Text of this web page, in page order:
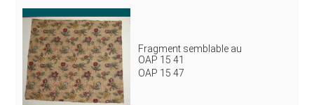
Fragment semblable au
OAP 15 41
OAP 15 47